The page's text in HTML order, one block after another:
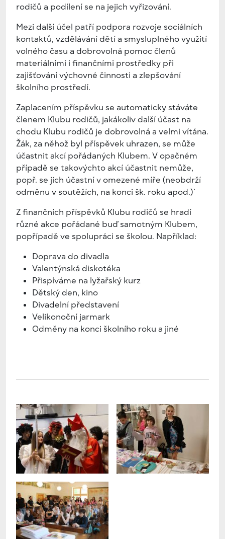
rodičů a podílení se na jejich vyřizování.
Mezi další účel patří podpora rozvoje sociálních
kontaktů, vzdělávání dětí a smysluplného využití
volného času a dobrovolná pomoc členů
materiálními i finančními prostředky při
zajišťování výchovné činnosti a zlepšování
školního prostředí.
Zaplacením příspěvku se automaticky stáváte
členem Klubu rodičů, jakákoliv další účast na
chodu Klubu rodičů je dobrovolná a velmi vítána.
Žák, za něhož byl příspěvek uhrazen, se může
účastnit akcí pořádaných Klubem. V opačném
případě se takovýchto akcí účastnit nemůže,
popř. se jich účastní v omezené míře (neobdrží
odměnu v soutěžích, na konci šk. roku apod.)`
Z finančních příspěvků Klubu rodičů se hradí
různé akce pořádané buď samotným Klubem,
popřípadě ve spolupráci se školou. Například:
Doprava do divadla
Valentýnská diskotéka
Přispíváme na lyžařský kurz
Dětský den, kino
Divadelní představení
Velikonoční jarmark
Odměny na konci školního roku a jiné